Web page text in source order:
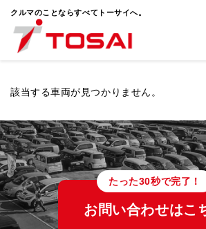
クルマのことならすべてトーサイへ。
該当する車両が見つかりません。
たった30秒で完了！
お問い合わせはこ